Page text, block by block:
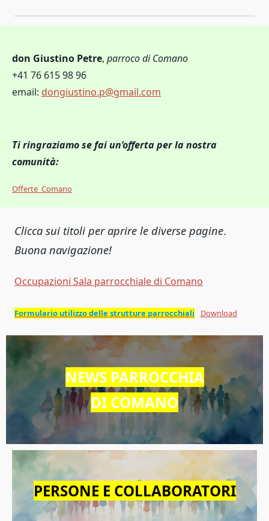
don Giustino Petre, parroco di Comano
+41 76 615 98 96
email: dongiustino.p@gmail.com
Ti ringraziamo se fai un’offerta per la nostra
comunità:
Offerte_Comano
Clicca sui titoli per aprire le diverse pagine.
Buona navigazione!
Occupazioni Sala parrocchiale di Comano
Formulario utilizzo delle strutture parrocchiali Download
NEWS PARROCCHIA
DI COMANO
PERSONE E COLLABORATORI